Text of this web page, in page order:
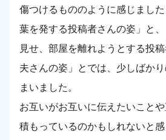
傷つけるもののように感じまし
葉を発する投稿者さんの姿」と
見せ、部屋を離れようとする投
夫さんの姿」とでは、少しばか
まいました。
お互いがお互いに伝えたいこと
積もっているのかもしれないと